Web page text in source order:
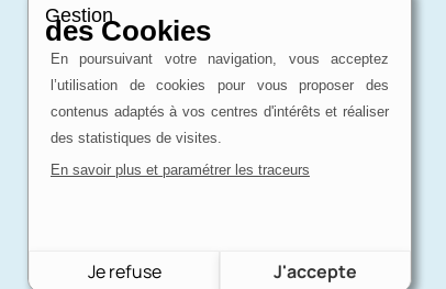
Gestion
des Cookies
En poursuivant votre navigation, vous acceptez
l’utilisation de cookies pour vous proposer des
contenus adaptés à vos centres d'intérêts et réaliser
des statistiques de visites.
En savoir plus et paramétrer les traceurs
Je refuse J'accepte